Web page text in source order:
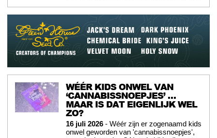
WÉÉR KIDS ONWEL VAN
‘CANNABISSNOEPJES’ …
MAAR IS DAT EIGENLIJK WEL
ZO?
16 juli 2026 - Wéér zijn er zogenaamd kids
onwel geworden van 'cannabissnoepjes',